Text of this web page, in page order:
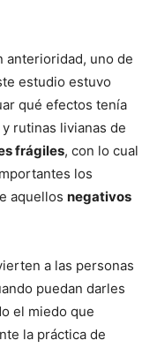
anterioridad, uno de
estudio estuvo
qué efectos tenía
rutinas livianas de
frágiles, con lo cual
los
aquellos negativos
a las personas
puedan darles
el miedo que
la práctica de